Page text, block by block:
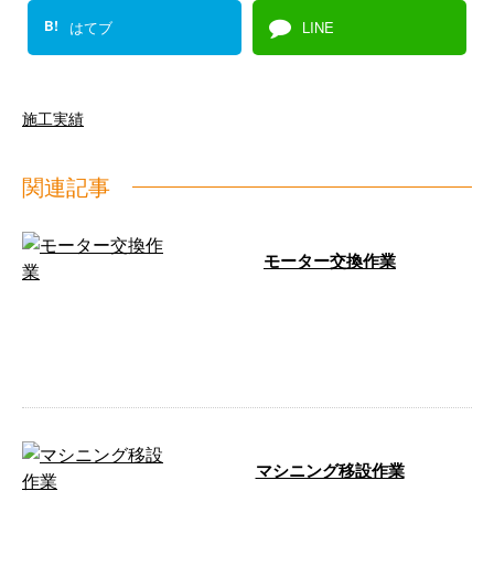
B! はてブ LINE
施工実績
関連記事
モーター交換作業
マシニング移設作業